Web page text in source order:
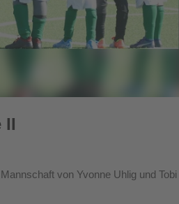
II
von Yvonne Uhlig und Tobi